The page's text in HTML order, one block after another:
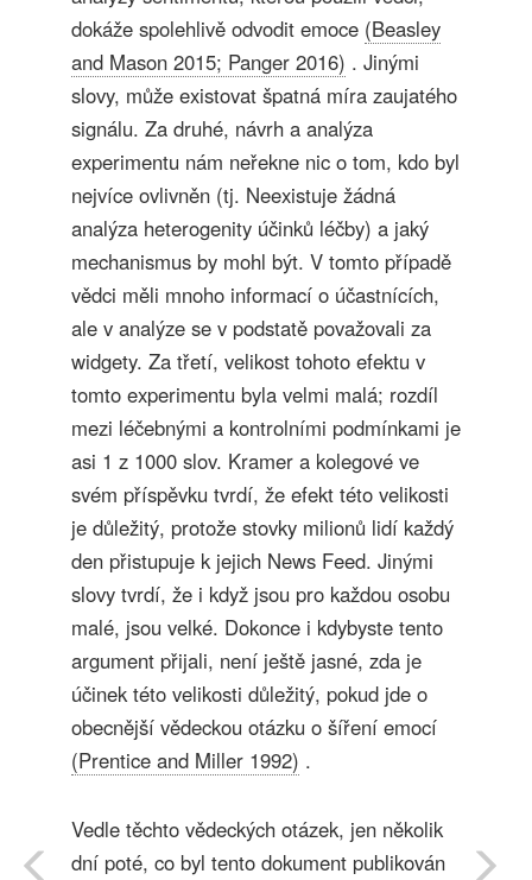
dokáže spolehlivě odvodit emoce (Beasley
and Mason 2015; Panger 2016) . Jinými
slovy, může existovat špatná míra zaujatého
signálu. Za druhé, návrh a analýza
experimentu nám neřekne nic o tom, kdo byl
nejvíce ovlivněn (tj. Neexistuje žádná
analýza heterogenity účinků léčby) a jaký
mechanismus by mohl být. V tomto případě
vědci měli mnoho informací o účastnících,
ale v analýze se v podstatě považovali za
widgety. Za třetí, velikost tohoto efektu v
tomto experimentu byla velmi malá; rozdíl
mezi léčebnými a kontrolními podmínkami je
asi 1 z 1000 slov. Kramer a kolegové ve
svém příspěvku tvrdí, že efekt této velikosti
je důležitý, protože stovky milionů lidí každý
den přistupuje k jejich News Feed. Jinými
slovy tvrdí, že i když jsou pro každou osobu
malé, jsou velké. Dokonce i kdybyste tento
argument přijali, není ještě jasné, zda je
účinek této velikosti důležitý, pokud jde o
obecnější vědeckou otázku o šíření emocí
(Prentice and Miller 1992) .
Vedle těchto vědeckých otázek, jen několik
dní poté, co byl tento dokument publikován